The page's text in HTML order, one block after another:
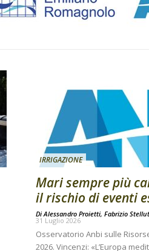
IRRIGAZIONE
Mari sempre più
il rischio di eventi
DiAlessandro Proietti, Fabrizio
31 Luglio 2026
Osservatorio Anbi sulle
2026. Vincenzi: «L’Europa